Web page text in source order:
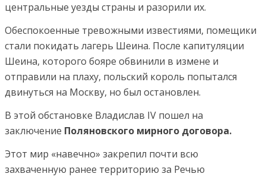
центральные уезды страны и разорили их.
Обеспокоенные тревожными известиями, помещики
стали покидать лагерь Шеина. После капитуляции
Шеина, которого бояре обвинили в измене и
отправили на плаху, польский король попытался
двинуться на Москву, но был остановлен.
В этой обстановке Владислав IV пошел на
заключение Поляновского мирного договора.
Этот мир «навечно» закрепил почти всю
захваченную ранее территорию за Речью